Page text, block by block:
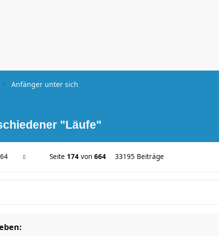
Anfänger unter sich
"Läufe"
Seite 174 von 664 33195 Beiträge